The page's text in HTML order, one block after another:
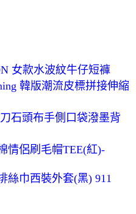
女款水波紋牛仔短褲
韓版潮流皮標拼接伸縮
石頭布手側口袋潑墨背
情侶刷毛帽TEE(紅)-
絲巾西裝外套(黑) 911